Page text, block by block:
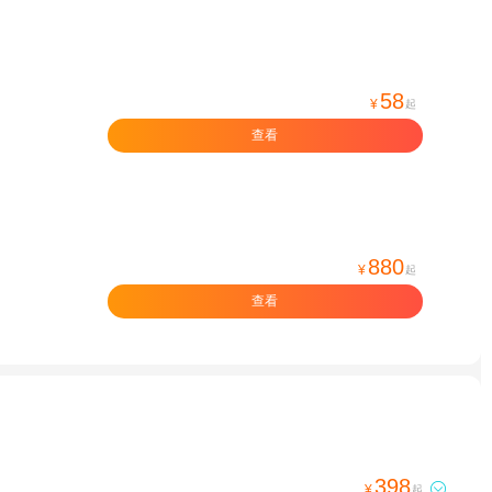
¥ 58 起
查看
¥ 880 起
查看
398